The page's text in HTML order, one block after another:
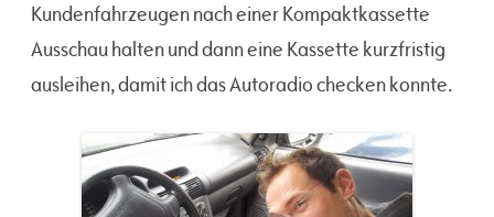
Kundenfahrzeugen nach einer Kompaktkassette
Ausschau halten und dann eine Kassette kurzfristig
ausleihen, damit ich das Autoradio checken konnte.